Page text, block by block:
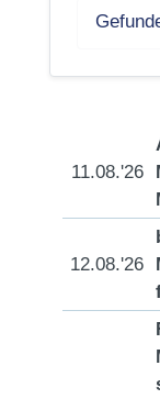
11.08.'26
12.08.'26